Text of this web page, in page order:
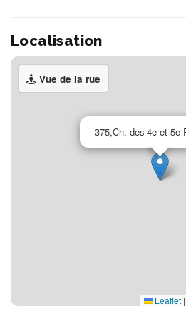
Localisation
Vue de la rue
375,Ch. des 4e-et-5e-
Leaflet |